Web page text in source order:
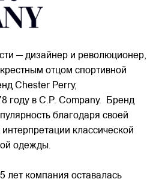
— дизайнер и революционер,
отцом спортивной
Chester Perry,
году в C.P. Company. Бренд
благодаря своей
классической
одежды.
лет компания оставалась